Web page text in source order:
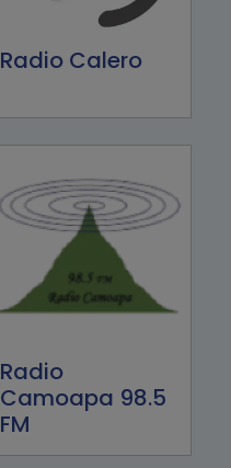
Radio Calero
Radio
Camoapa 98.5
FM